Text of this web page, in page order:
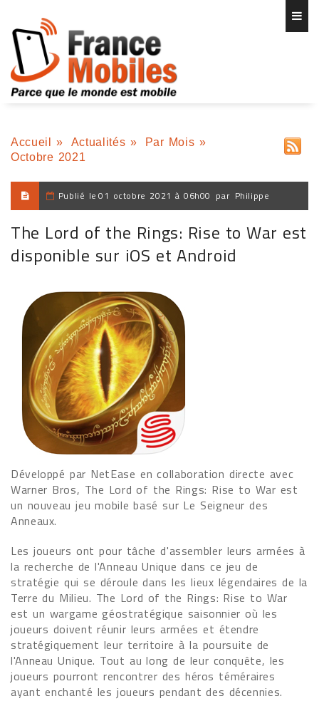
Accueil » Actualités » Par Mois »
Octobre 2021
Publié le 01 octobre 2021 à 06h00 par Philippe
The Lord of the Rings: Rise to War est
disponible sur iOS et Android
Développé par NetEase en collaboration directe avec
Warner Bros, The Lord of the Rings: Rise to War est
un nouveau jeu mobile basé sur Le Seigneur des
Anneaux.
Les joueurs ont pour tâche d'assembler leurs armées à
la recherche de l'Anneau Unique dans ce jeu de
stratégie qui se déroule dans les lieux légendaires de la
Terre du Milieu. The Lord of the Rings: Rise to War
est un wargame géostratégique saisonnier où les
joueurs doivent réunir leurs armées et étendre
stratégiquement leur territoire à la poursuite de
l'Anneau Unique. Tout au long de leur conquête, les
joueurs pourront rencontrer des héros téméraires
ayant enchanté les joueurs pendant des décennies.